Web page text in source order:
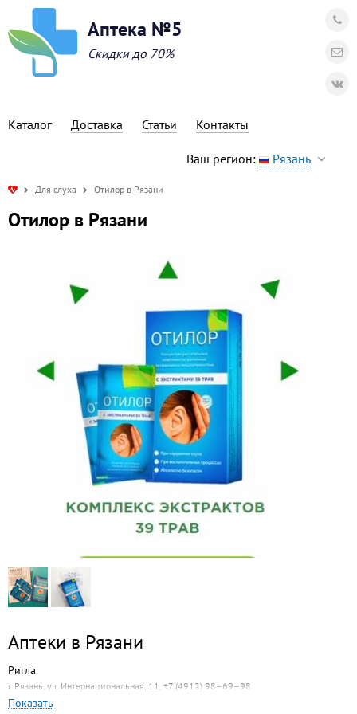
Аптека №5
Скидки до 70%
Каталог Доставка Статьи Контакты
Ваш регион: Рязань
Для слуха Отилор в Рязани
Отилор в Рязани
Аптеки в Рязани
Ригла
г. Рязань, ул. Интернациональная, 11, +7 (4912) 98–69–98
Показать